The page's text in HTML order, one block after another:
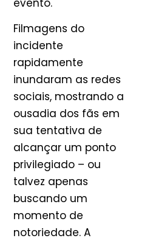
evento.
Filmagens do
incidente
rapidamente
inundaram as redes
sociais, mostrando a
ousadia dos fãs em
sua tentativa de
alcançar um ponto
privilegiado – ou
talvez apenas
buscando um
momento de
notoriedade. A